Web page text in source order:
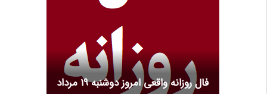
فال روزانه واقعی امروز دوشنبه ۱۹ مرداد